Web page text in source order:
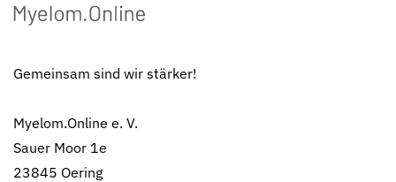
Gemeinsam sind wir stärker!
Myelom.Online e. V.
Sauer Moor 1e
23845 Oering